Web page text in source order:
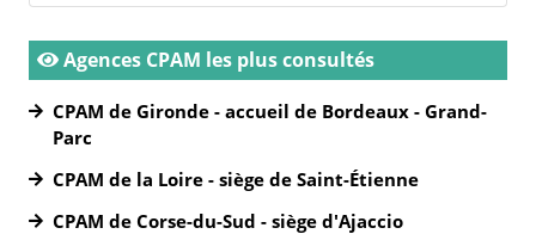
Agences CPAM les plus consultés
CPAM de Gironde - accueil de Bordeaux - Grand-
Parc
CPAM de la Loire - siège de Saint-Étienne
CPAM de Corse-du-Sud - siège d'Ajaccio